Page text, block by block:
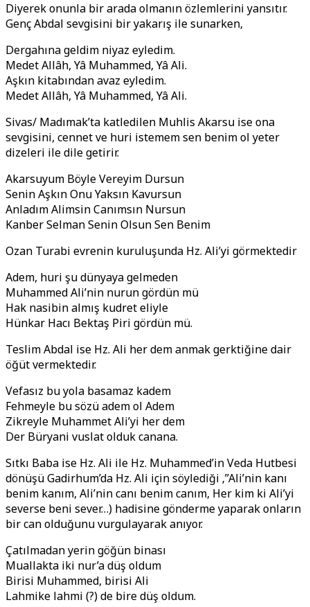
Diyerek onunla bir arada olmanın özlemlerini yansıtır.
Genç Abdal sevgisini bir yakarış ile sunarken,
Dergahına geldim niyaz eyledim.
Medet Allâh, Yâ Muhammed, Yâ Ali.
Aşkın kitabından avaz eyledim.
Medet Allâh, Yâ Muhammed, Yâ Ali.
Sivas/ Madımak’ta katledilen Muhlis Akarsu ise ona
sevgisini, cennet ve huri istemem sen benim ol yeter
dizeleri ile dile getirir.
Akarsuyum Böyle Vereyim Dursun
Senin Aşkın Onu Yaksın Kavursun
Anladım Alimsin Canımsın Nursun
Kanber Selman Senin Olsun Sen Benim
Ozan Turabi evrenin kuruluşunda Hz. Ali’yi görmektedir
Adem, huri şu dünyaya gelmeden
Muhammed Ali’nin nurun gördün mü
Hak nasibin almış kudret eliyle
Hünkar Hacı Bektaş Piri gördün mü.
Teslim Abdal ise Hz. Ali her dem anmak gerktiğine dair
öğüt vermektedir.
Vefasız bu yola basamaz kadem
Fehmeyle bu sözü adem ol Adem
Zikreyle Muhammet Ali’yi her dem
Der Büryani vuslat olduk canana.
Sıtkı Baba ise Hz. Ali ile Hz. Muhammed’in Veda Hutbesi
dönüşü Gadirhum’da Hz. Ali için söylediği ‚’’Ali’nin kanı
benim kanım, Ali’nin canı benim canım, Her kim ki Ali’yi
severse beni sever…) hadisine gönderme yaparak onların
bir can olduğunu vurgulayarak anıyor.
Çatılmadan yerin göğün binası
Muallakta iki nur’a düş oldum
Birisi Muhammed, birisi Ali
Lahmike lahmi (?) de bire düş oldum.